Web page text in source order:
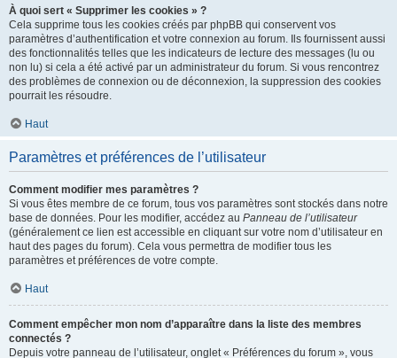
À quoi sert « Supprimer les cookies » ?
Cela supprime tous les cookies créés par phpBB qui conservent vos
paramètres d’authentification et votre connexion au forum. Ils fournissent aussi
des fonctionnalités telles que les indicateurs de lecture des messages (lu ou
non lu) si cela a été activé par un administrateur du forum. Si vous rencontrez
des problèmes de connexion ou de déconnexion, la suppression des cookies
pourrait les résoudre.
Haut
Paramètres et préférences de l’utilisateur
Comment modifier mes paramètres ?
Si vous êtes membre de ce forum, tous vos paramètres sont stockés dans notre
base de données. Pour les modifier, accédez au Panneau de l’utilisateur
(généralement ce lien est accessible en cliquant sur votre nom d’utilisateur en
haut des pages du forum). Cela vous permettra de modifier tous les
paramètres et préférences de votre compte.
Haut
Comment empêcher mon nom d’apparaître dans la liste des membres
connectés ?
Depuis votre panneau de l’utilisateur, onglet « Préférences du forum », vous